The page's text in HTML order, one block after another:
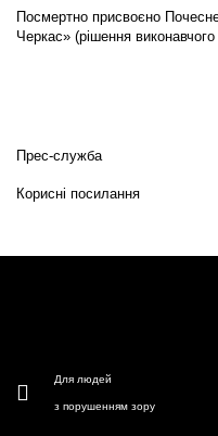
Посмертно присвоєно
Черкас» (рішення
Прес-служба
Корисні посилання
Для людей
з порушенням зору